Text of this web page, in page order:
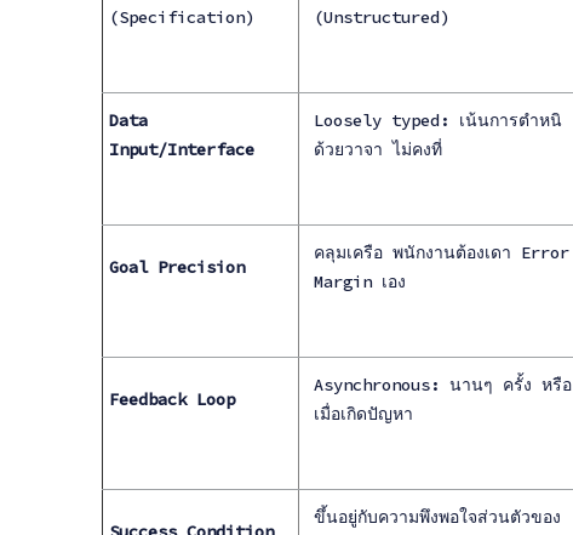
(Specification)
(Unstructured)
Data
Input/Interface
Loosely typed: เน้นการตำหนิ
ด้วยวาจา ไม่คงที่
Goal Precision
คลุมเครือ พนักงานต้องเดา Error
Margin เอง
Feedback Loop
Asynchronous: นานๆ ครั้ง หรือ
เมื่อเกิดปัญหา
ขึ้นอยู่กับความพึงพอใจส่วนตัวของ